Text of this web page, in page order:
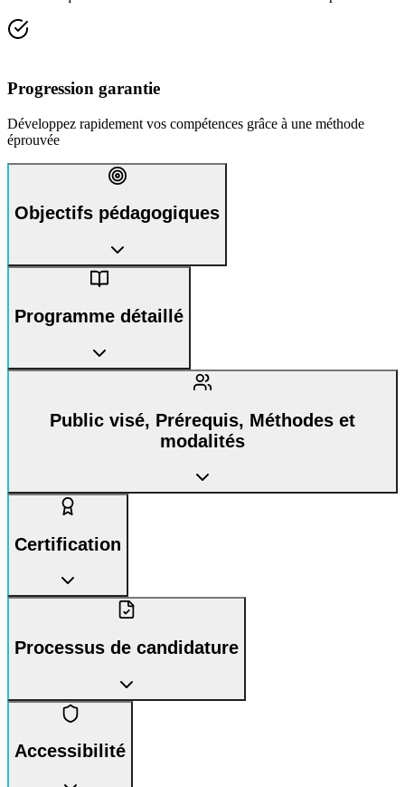
Progression garantie
Développez rapidement vos compétences grâce à une méthode
éprouvée
Objectifs pédagogiques
Programme détaillé
Public visé, Prérequis, Méthodes et
modalités
Certification
Processus de candidature
Accessibilité